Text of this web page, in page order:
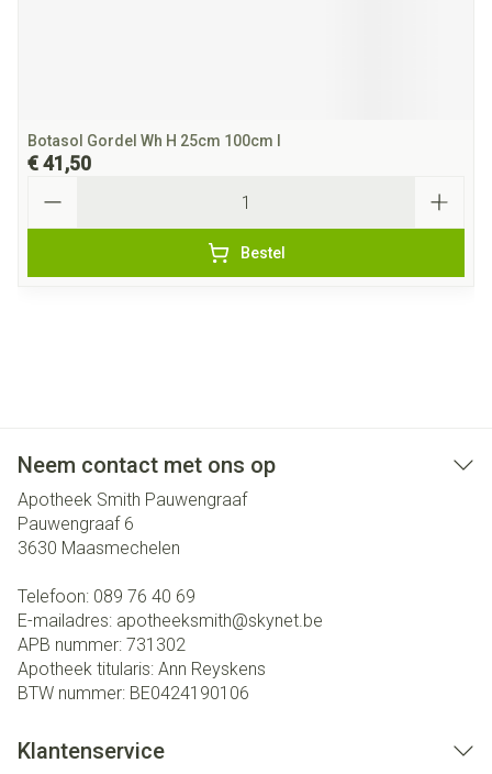
Botasol Gordel Wh H 25cm 100cm l
€ 41,50
Bestel
Neem contact met ons op
Apotheek Smith Pauwengraaf
Pauwengraaf 6
3630 Maasmechelen
Telefoon: 089 76 40 69
E-mailadres: apotheeksmith@skynet.be
APB nummer: 731302
Apotheek titularis: Ann Reyskens
BTW nummer: BE0424190106
Klantenservice